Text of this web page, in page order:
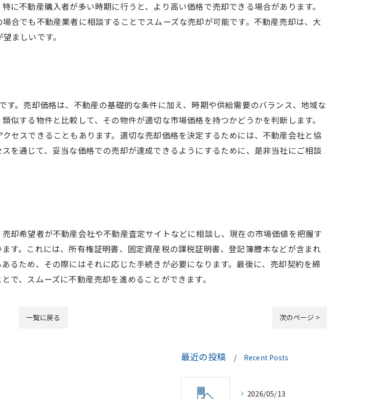
に不動産購入者が多い時期に行うと、より高い価格で売却できる場合があります。
合でも不動産業者に相談することでスムーズな売却が可能です。不動産売却は、大
ましいです。
。売却価格は、不動産の基礎的な条件に加え、時期や供給需要のバランス、地域な
似する物件と比較して、その物件が適切な市場価格を持つかどうかを判断します。
セスできることもあります。適切な売却価格を決定するためには、不動産会社と協
を通じて、妥当な価格での売却が達成できるようにするために、是非当社にご相談
却希望者が不動産会社や不動産査定サイトなどに相談し、現在の市場価値を把握す
す。これには、所有権証明書、固定資産税の課税証明書、登記簿謄本などが含まれ
るため、その際にはそれに応じた手続きが必要になります。最後に、売却契約を締
で、スムーズに不動産売却を進めることができます。
一覧に戻る 次のページ >
最近の投稿 Recent Posts
2026/05/13